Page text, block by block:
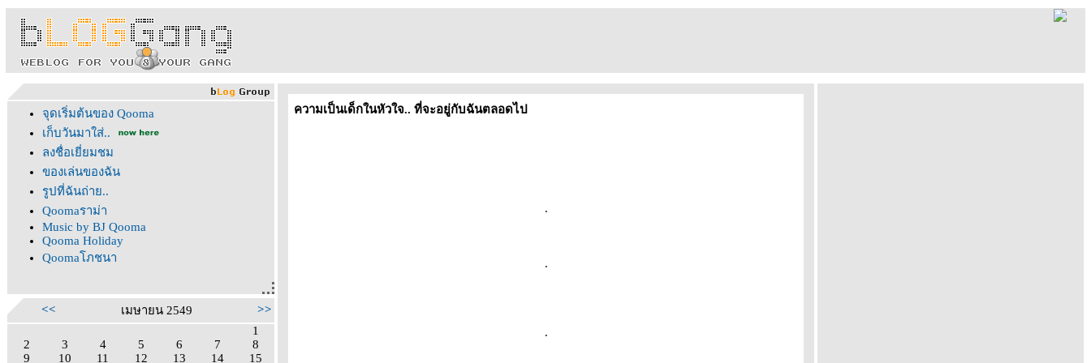
จุดเริ่มต้นของ Qooma
เก็บวันมาใส่..
ลงชื่อเยี่ยมชม
ของเล่นของฉัน
รูปที่ฉันถ่าย..
Qoomaราม่า
Music by BJ Qooma
Qooma Holiday
Qoomaโภชนา
<< เมษายน 2549
>>
1
2
3 4 5 6 7
8
9
10 11 12 13 14 15
ความเป็นเด็กในหัวใจ.. ที่จะอยู่กับฉันตลอดไป
.
.
.